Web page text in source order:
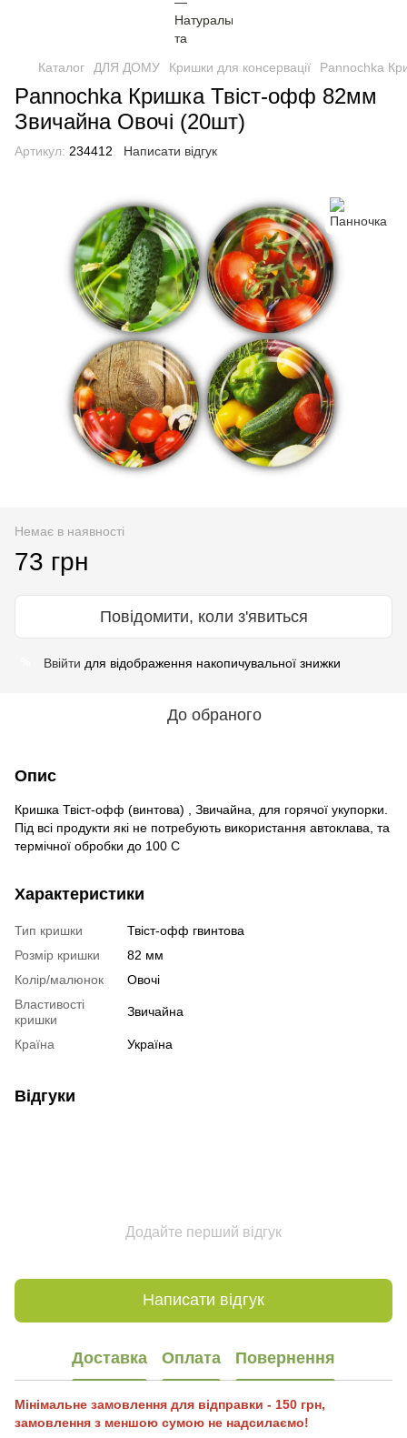
Каталог ДЛЯ ДОМУ Кришки для консервації Pannochka
Pannochka Кришка Твіст-офф 82мм
Звичайна Овочі (20шт)
Артикул: 234412 Написати відгук
Немає в наявності
73 грн
Повідомити, коли з'явиться
Ввійти для відображення накопичувальної знижки
До обраного
Опис
Кришка Твіст-офф (винтова) , Звичайна, для горячої укупорки.
Під всі продукти які не потребують використання автоклава, та
термічної обробки до 100 С
Характеристики
Тип кришки
Твіст-офф гвинтова
Розмір кришки
82 мм
Колір/малюнок
Овочі
Властивості
кришки
Звичайна
Країна Україна
Відгуки
Додайте перший відгук
Написати відгук
Доставка Оплата Повернення
Мінімальне замовлення для відправки - 150 грн,
замовлення з меншою сумою не надсилаємо!